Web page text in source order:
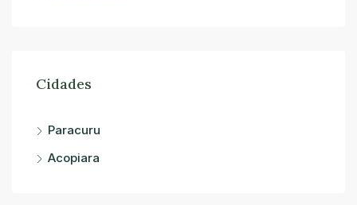
Cidades
Paracuru
Acopiara